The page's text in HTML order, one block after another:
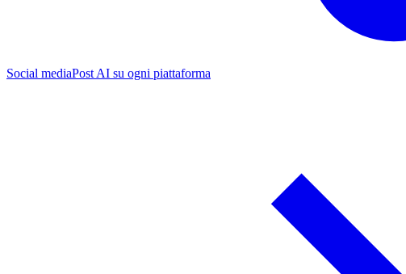
Social mediaPost AI su ogni piattaforma